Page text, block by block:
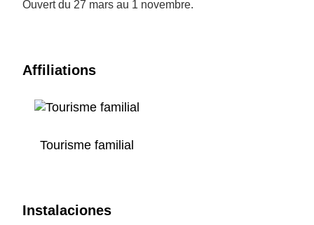
Ouvert du 27 mars au 1 novembre.
Affiliations
Tourisme familial
Instalaciones